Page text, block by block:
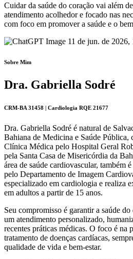
Cuidar da saúde do coração vai além
atendimento acolhedor e focado nas
com foco em promover a saúde e o
Sobre Mim
Dra. Gabriella Sodré
CRM-BA 31458 | Cardiologia RQE 21677
Dra. Gabriella Sodré é natural de
Bahiana de Medicina e Saúde Pública,
Clínica Médica pelo Hospital Geral
pela Santa Casa de Misericórdia da
área de saúde cardiovascular, também
pelo Departamento de Imagem
especializado em cardiologia e realiza
em adultos a partir de 15 anos.
Seu compromisso é garantir a saúde
um atendimento personalizado,
recentes práticas médicas. O foco é na
tratamento de doenças cardíacas,
qualidade de vida e bem-estar.